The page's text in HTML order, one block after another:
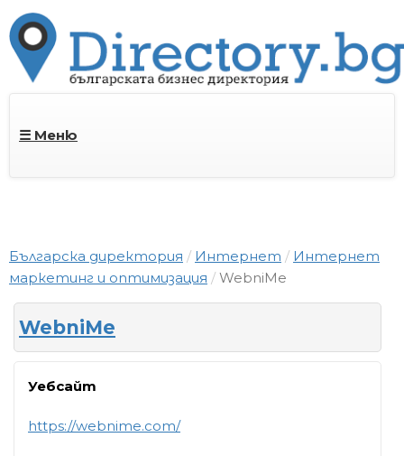
☰ Меню
Българска директория Интернет
Интернет
маркетинг и оптимизация
WebniMe
WebniMe
Уебсайт
https://webnime.com/